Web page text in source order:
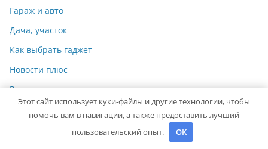
Гараж и авто
Дача, участок
Как выбрать гаджет
Новости плюс
Ремонт и отделка
Этот сайт использует куки-файлы и другие технологии, чтобы
помочь вам в навигации, а также предоставить лучший
пользовательский опыт.
OK